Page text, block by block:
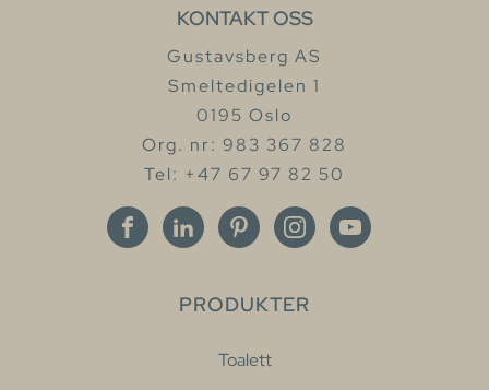
KONTAKT OSS
Gustavsberg AS
Smeltedigelen 1
0195 Oslo
Org. nr: 983 367 828
Tel: +47 67 97 82 50
PRODUKTER
Toalett